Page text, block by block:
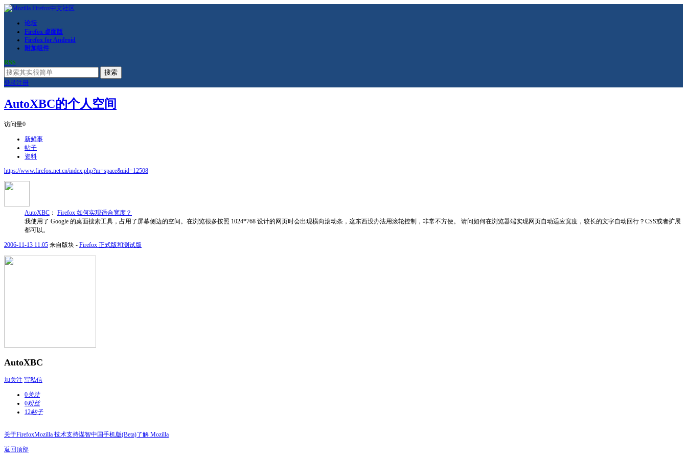
论坛
Firefox 桌面版
Firefox for Android
附加组件
RSS
搜索
登录注册
AutoXBC的个人空间
访问量0
新鲜事
帖子
资料
https://www.firefox.net.cn/index.php?m=space&uid=12508
AutoXBC ： Firefox 如何实现适合宽度？
我使用了 Google 的桌面搜索工具，占用了屏幕侧边的空间。在浏览很多按照 1024*768 设计的网页时会出现横向滚动条，这东西没办法用滚轮控制，非常不方便。 请问如何在浏览器端实现网页自动适应宽度，较长的文字自动回行？CSS或者扩展
都可以。
2006-11-13 11:05 来自版块 - Firefox 正式版和测试版
AutoXBC
加关注 写私信
0关注
0粉丝
12帖子
关于FirefoxMozilla 技术支持谋智中国手机版(Beta)了解 Mozilla
返回顶部